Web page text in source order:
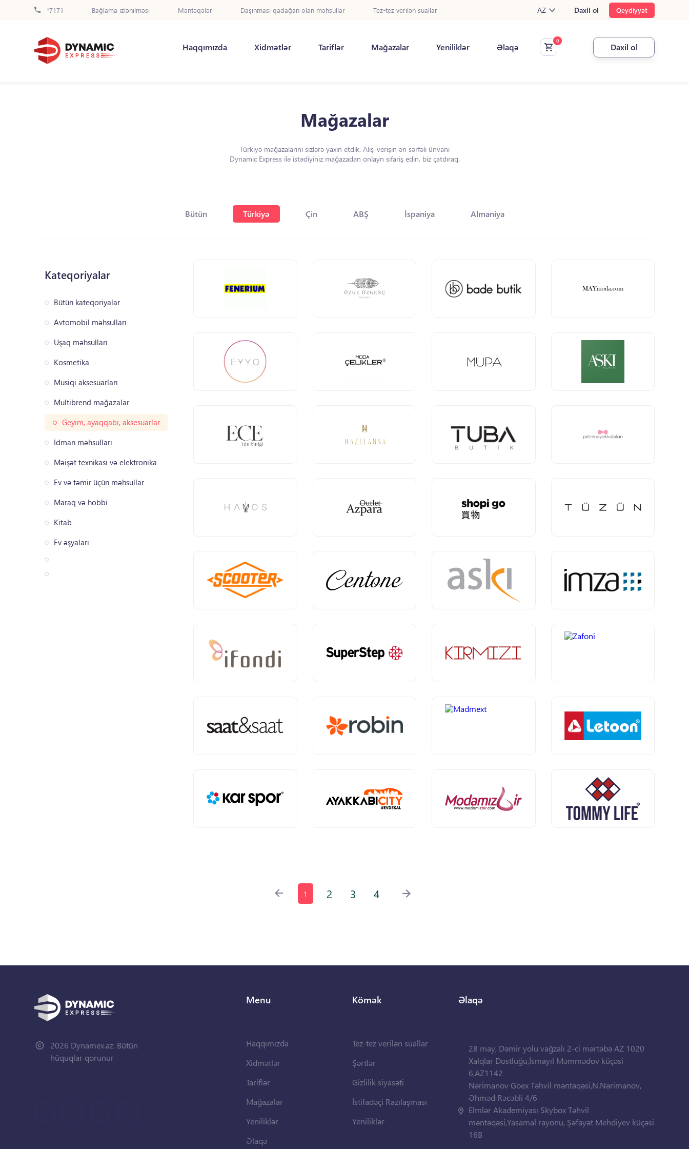
*7171 Bağlama izlənilməsi Məntəqələr Daşınması qadağan olan məhsullar Tez-tez verilən suallar AZ Daxil ol Qeydiyyat
Haqqımızda Xidmətlər Tariflər Mağazalar Yeniliklər Əlaqə Daxil ol
Mağazalar
Türkiyə mağazalarını sizlərə yaxın etdik. Alış-verişin ən sərfəli ünvanı
Dynamic Express ilə istədiyiniz mağazadan onlayn sifariş edin, biz çatdıraq.
Bütün Türkiyə Çin ABŞ İspaniya Almaniya
Kateqoriyalar
Bütün kateqoriyalar
Avtomobil məhsulları
Uşaq məhsulları
Kosmetika
Musiqi aksesuarları
Multibrend mağazalar
Geyim, ayaqqabı, aksesuarlar
İdman məhsulları
Məişət texnikası və elektronika
Ev və təmir üçün məhsullar
Maraq və hobbi
Kitab
Ev əşyaları
1 2 3 4
2026 Dynamex.az. Bütün
hüquqlar qorunur
Menu
Haqqımızda
Xidmətlər
Tariflər
Mağazalar
Yeniliklər
Əlaqə
Kömək
Tez-tez verilən suallar
Şərtlər
Gizlilik siyasəti
İstifadəçi Razılaşması
Yeniliklər
Əlaqə
28 may, Dəmir yolu vağzalı 2-ci mərtəbə AZ 1020
Xalqlar Dostluğu,İsmayıl Məmmədov küçəsi
6,AZ1142
Nərimanov Goex Təhvil məntəqəsi,N.Nərimanov,
Əhməd Rəcəbli 4/6
Elmlər Akademiyası Skybox Təhvil
məntəqəsi,Yasamal rayonu, Şəfayət Mehdiyev küçəsi
16B